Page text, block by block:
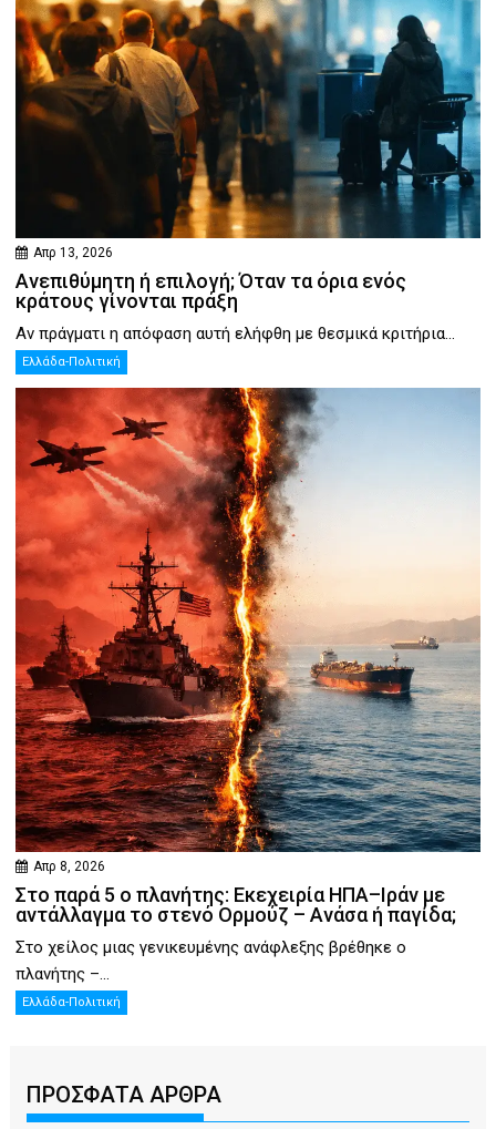
Απρ 13, 2026
Ανεπιθύμητη ή επιλογή; Όταν τα όρια ενός
κράτους γίνονται πράξη
Αν πράγματι η απόφαση αυτή ελήφθη με θεσμικά κριτήρια...
Ελλάδα-Πολιτική
Απρ 8, 2026
Στο παρά 5 ο πλανήτης: Εκεχειρία ΗΠΑ–Ιράν με
αντάλλαγμα το στενό Ορμούζ – Ανάσα ή παγίδα;
Στο χείλος μιας γενικευμένης ανάφλεξης βρέθηκε ο
πλανήτης –...
Ελλάδα-Πολιτική
ΠΡΟΣΦΑΤΑ ΑΡΘΡΑ